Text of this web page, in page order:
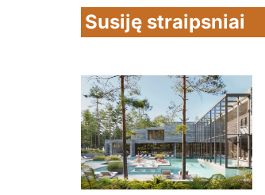
Susiję straipsniai